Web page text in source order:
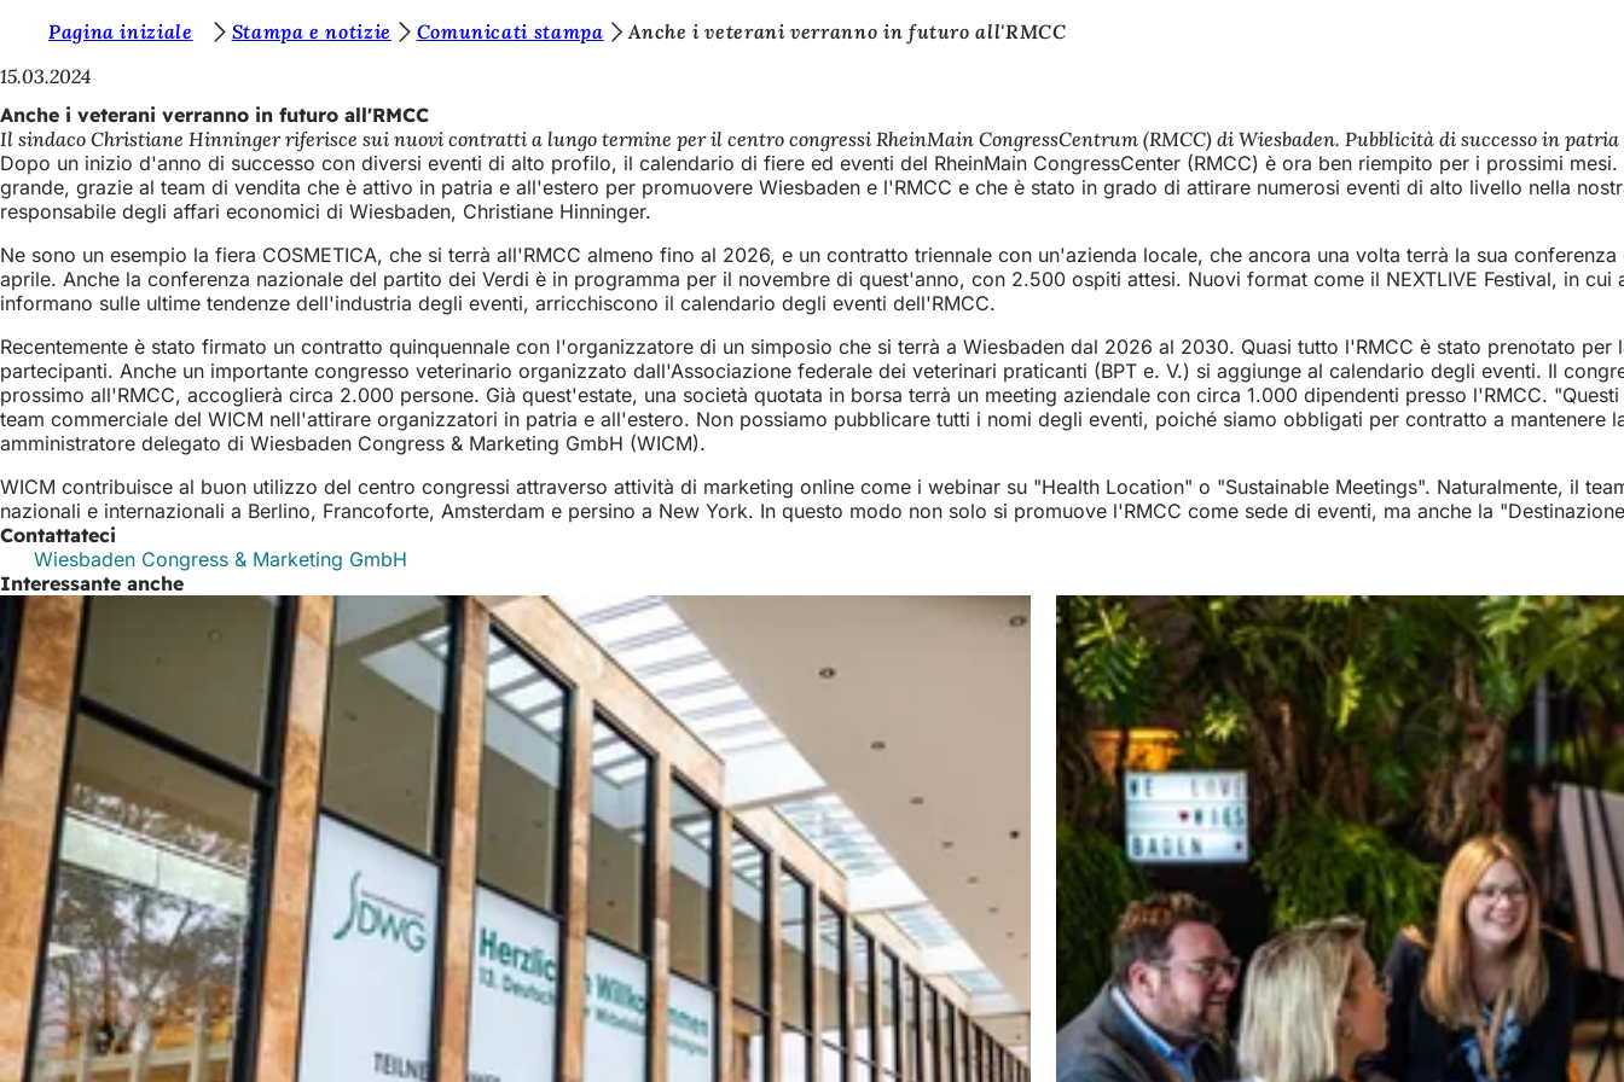
Vai al contenuto
i
e
t
e
q
u
i
:
Pagina iniziale Stampa e notizie Comunicati stampa
Anche i veterani verranno in futuro all'RMCC
15.03.2024
Anche i veterani verranno in futuro all'RMCC
Il sindaco Christiane Hinninger riferisce sui nuovi contratti a lungo termine per il centro congressi RheinMain CongressCentrum (RMCC) di Wiesbaden. Pubblicità di successo in patria
Dopo un inizio d'anno di successo con diversi eventi di alto profilo, il calendario di fiere ed eventi del RheinMain CongressCenter (RMCC) è ora ben riempito per i prossimi
grande, grazie al team di vendita che è attivo in patria e all'estero per promuovere Wiesbaden e l'RMCC e che è stato in grado di attirare numerosi eventi di alto livello nella
responsabile degli affari economici di Wiesbaden, Christiane Hinninger.
Ne sono un esempio la fiera COSMETICA, che si terrà all'RMCC almeno fino al 2026, e un contratto triennale con un'azienda locale, che ancora una volta terrà la sua
aprile. Anche la conferenza nazionale del partito dei Verdi è in programma per il novembre di quest'anno, con 2.500 ospiti attesi. Nuovi format come il NEXTLIVE Festival, in
informano sulle ultime tendenze dell'industria degli eventi, arricchiscono il calendario degli eventi dell'RMCC.
Recentemente è stato firmato un contratto quinquennale con l'organizzatore di un simposio che si terrà a Wiesbaden dal 2026 al 2030. Quasi tutto l'RMCC è stato prenotato
partecipanti. Anche un importante congresso veterinario organizzato dall'Associazione federale dei veterinari praticanti (BPT e. V.) si aggiunge al calendario degli eventi. Il
prossimo all'RMCC, accoglierà circa 2.000 persone. Già quest'estate, una società quotata in borsa terrà un meeting aziendale con circa 1.000 dipendenti presso l'RMCC.
team commerciale del WICM nell'attirare organizzatori in patria e all'estero. Non possiamo pubblicare tutti i nomi degli eventi, poiché siamo obbligati per contratto a mantenere
amministratore delegato di Wiesbaden Congress & Marketing GmbH (WICM).
WICM contribuisce al buon utilizzo del centro congressi attraverso attività di marketing online come i webinar su "Health Location" o "Sustainable Meetings". Naturalmente, il
nazionali e internazionali a Berlino, Francoforte, Amsterdam e persino a New York. In questo modo non solo si promuove l'RMCC come sede di eventi, ma anche la
Contattateci
Wiesbaden Congress & Marketing GmbH
Interessante anche